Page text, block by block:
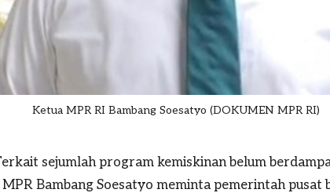
Ketua MPR RI Bambang Soesatyo (DOKUMEN MPR RI)
sejumlah program kemiskinan belum
Bambang Soesatyo meminta pemerintah pusat